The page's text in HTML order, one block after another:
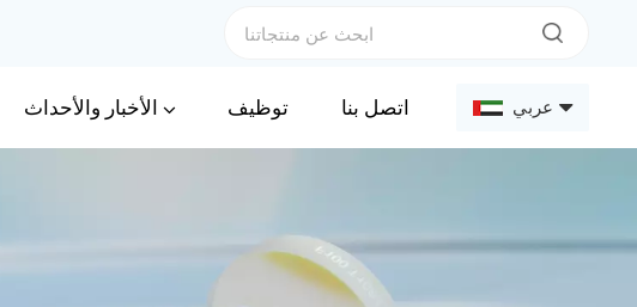
الأخبار والأحداث توظيف اتصل بنا عربي